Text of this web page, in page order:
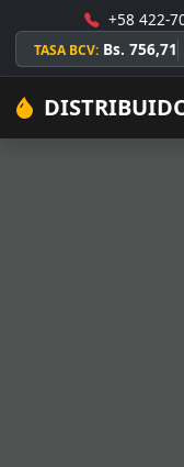
+58 422-
TASA BCV: Bs. 756,71